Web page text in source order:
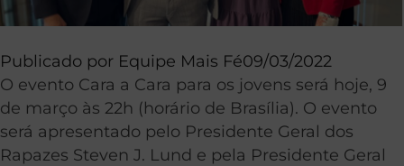
Publicado por Equipe Mais Fé09/03/2022
O evento Cara a Cara para os jovens será hoje, 9
de março às 22h (horário de Brasília). O evento
será apresentado pelo Presidente Geral dos
Rapazes Steven J. Lund e pela Presidente Geral